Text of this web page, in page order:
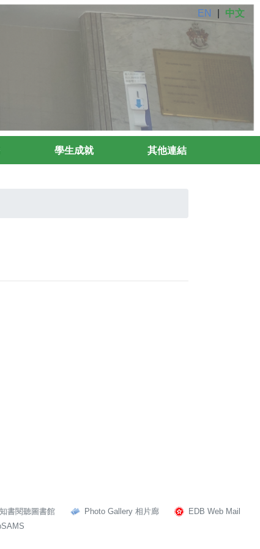
EN 中文
學生成就 其他連結
知書閱聽圖書館 Photo Gallery 相片廊
EDB Web Mail